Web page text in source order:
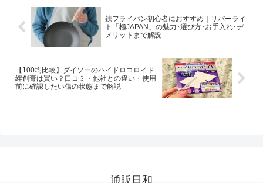
ずわい蟹ちょうど、期間限定にな
ったばかりみたいで、結構、売...鉄フライパン初心者におすすめ｜リバーライ
ト「極JAPAN」の魅力･選び方･お手入れ･デ
メリットまで解説
【100均比較】ダイソーのハイドロコロイド
絆創膏は買い？口コミ・他社との違い・使用
前に確認したい傷の状態まで解説
通販日和